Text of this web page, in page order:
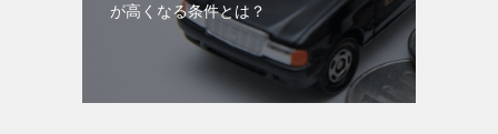
が高くなる条件とは？